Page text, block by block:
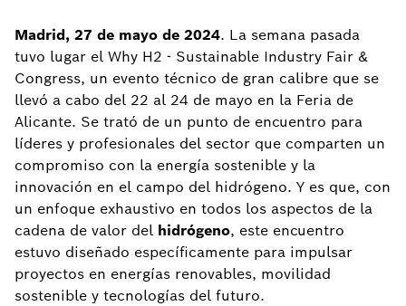
Madrid, 27 de mayo de 2024. La semana pasada
tuvo lugar el Why H2 - Sustainable Industry Fair &
Congress, un evento técnico de gran calibre que se
llevó a cabo del 22 al 24 de mayo en la Feria de
Alicante. Se trató de un punto de encuentro para
líderes y profesionales del sector que comparten un
compromiso con la energía sostenible y la
innovación en el campo del hidrógeno. Y es que, con
un enfoque exhaustivo en todos los aspectos de la
cadena de valor del hidrógeno, este encuentro
estuvo diseñado específicamente para impulsar
proyectos en energías renovables, movilidad
sostenible y tecnologías del futuro.